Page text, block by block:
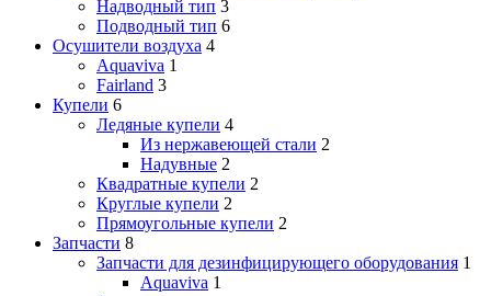
Надводный тип 3
Подводный тип 6
Осушители воздуха 4
Aquaviva 1
Fairland 3
Купели 6
Ледяные купели 4
Из нержавеющей стали 2
Надувные 2
Квадратные купели 2
Круглые купели 2
Прямоугольные купели 2
Запчасти 8
Запчасти для дезинфицирующего оборудования 1
Aquaviva 1